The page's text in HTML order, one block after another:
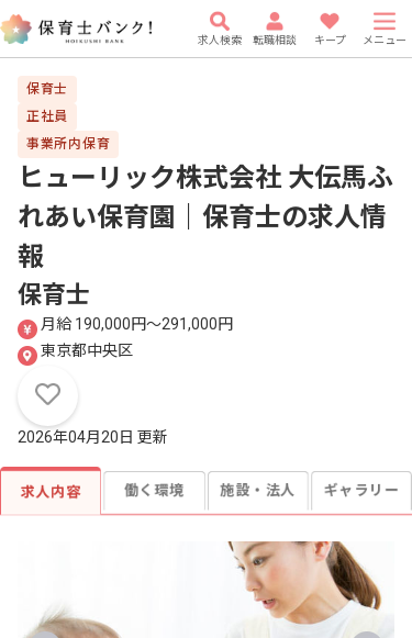
求人検索 転職相談 キープ メニュー
保育士
正社員
事業所内保育
ヒューリック株式会社 大伝馬ふ
れあい保育園｜保育士の求人情
報
保育士
月給 190,000円〜291,000円
東京都中央区
2026年04月20日 更新
求人内容 働く環境 施設・法人 ギャラリー